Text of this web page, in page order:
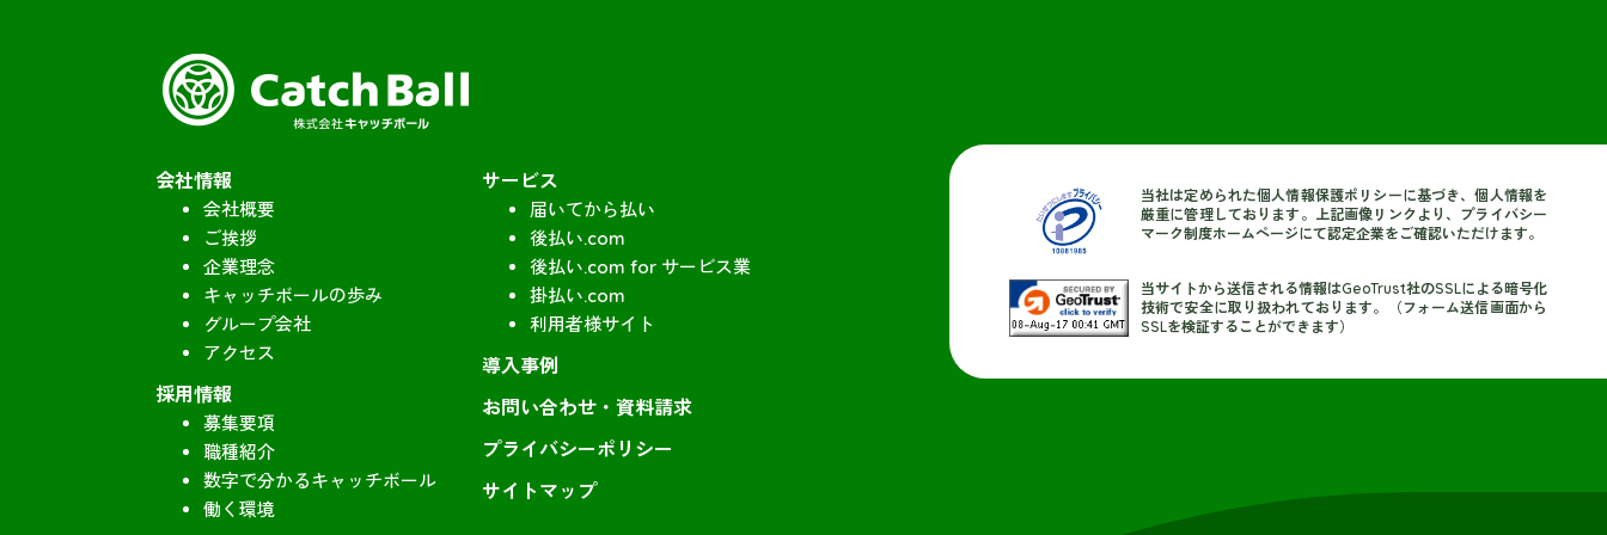
会社情報
会社概要
ご挨拶
企業理念
キャッチボールの歩み
グループ会社
アクセス
採用情報
募集要項
職種紹介
数字で分かるキャッチボール
働く環境
サービス
届いてから払い
後払い.com
後払い.com for サービス業
掛払い.com
利用者様サイト
導入事例
お問い合わせ・資料請求
プライバシーポリシー
サイトマップ
当社は定められた個人情報保護ポリシーに基づき、個人情報を
厳重に管理しております。上記画像リンクより、プライバシー
マーク制度ホームページにて認定企業をご確認いただけます。
当サイトから送信される情報はGeoTrust社のSSLによる暗号化
技術で安全に取り扱われております。（フォーム送信画面から
SSLを検証することができます）